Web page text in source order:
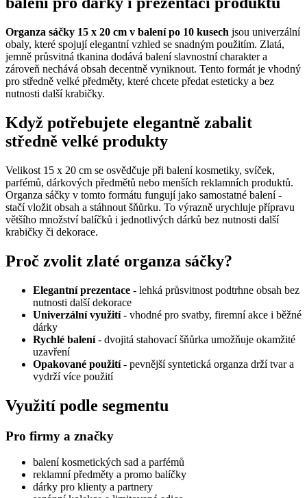
Organza sáčky 15 x 20 cm v balení po 10 kusech jsou univerzální
obaly, které spojují elegantní vzhled se snadným použitím. Zlatá,
jemně průsvitná tkanina dodává balení slavnostní charakter a
zároveň nechává obsah decentně vyniknout. Tento formát je vhodný
pro středně velké předměty, které chcete předat esteticky a bez
nutnosti další krabičky.
Když potřebujete elegantně zabalit
středně velké produkty
Velikost 15 x 20 cm se osvědčuje při balení kosmetiky, svíček,
parfémů, dárkových předmětů nebo menších reklamních produktů.
Organza sáčky v tomto formátu fungují jako samostatné balení -
stačí vložit obsah a stáhnout šňůrku. To výrazně urychluje přípravu
většího množství balíčků i jednotlivých dárků bez nutnosti další
krabičky či dekorace.
Proč zvolit zlaté organza sáčky?
Elegantní prezentace - lehká průsvitnost podtrhne obsah bez
nutnosti další dekorace
Univerzální využití- vhodné pro svatby, firemní akce i běžné
dárky
Rychlé balení- dvojitá stahovací šňůrka umožňuje okamžité
uzavření
Opakované použití- pevnější syntetická organza drží tvar a
vydrží více použití
Využití podle segmentu
Pro firmy a značky
balení kosmetických sad a parfémů
reklamní předměty a promo balíčky
dárky pro klienty a partnery